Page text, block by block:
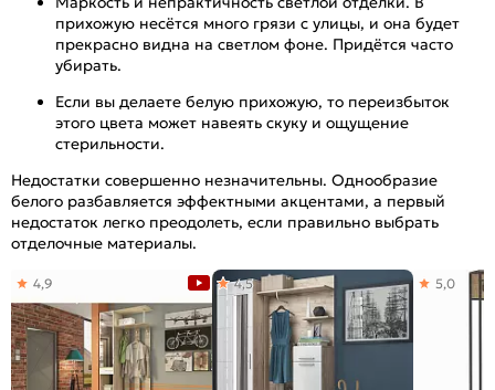
прихожую несётся много грязи с улицы, и она будет
прекрасно видна на светлом фоне. Придётся часто
убирать.
Если вы делаете белую прихожую, то переизбыток
этого цвета может навеять скуку и ощущение
стерильности.
Недостатки совершенно незначительны. Однообразие
белого разбавляется эффектными акцентами, а первый
недостаток легко преодолеть, если правильно выбрать
отделочные материалы.
4,9 4,5 5,0